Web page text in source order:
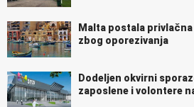
Malta postala
zbog oporezivanja
Dodeljen okvirni
zaposlene i volontere